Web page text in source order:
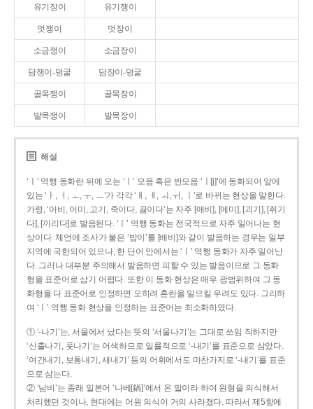
유기장이 유기쟁이
멋쟁이 멋장이
소금쟁이 소금장이
담쟁이-덩굴 담장이-덩굴
골목쟁이 골목장이
발목쟁이 발목장이
해설
‘ㅣ’ 역행 동화란 뒤에 오는 ‘ㅣ’ 모음 혹은 반모음 ‘ㅣ[j]’에 동화되어 앞에
있는 ‘ㅏ, ㅓ, ㅗ, ㅜ, ㅡ’가 각각 ‘ㅐ, ㅔ, ㅚ, ㅟ, ㅣ’로 바뀌는 현상을 말한다.
가령, ‘아비, 어미, 고기, 죽이다, 끓이다’는 자주 [애비], [에미], [괴기], [쥐기
다], [끼리다]로 발음된다. ‘ㅣ’ 역행 동화는 전국적으로 자주 일어나는 현
상이다. 체언에 조사가 붙은 ‘밥이’를 [배비]와 같이 발음하는 경우는 일부
지역에 국한되어 있으나, 한 단어 안에서는 ‘ㅣ’ 역행 동화가 자주 일어난
다. 그러나 대부분 주의해서 발음하면 피할 수 있는 발음이므로 그 동화
형을 표준어로 삼기 어렵다. 또한 이 동화 현상은 매우 광범위하여 그 동
화형을 다 표준어로 인정하면 오히려 혼란을 일으킬 우려도 있다. 그리하
여 ‘ㅣ’ 역행 동화 현상을 인정하는 표준어는 최소화하였다.
① ‘-나기’는, 서울에서 났다는 뜻의 ‘서울나기’는 그대로 쓰임 직하지만
‘신출나기, 풋나기’는 어색하므로 일률적으로 ‘-내기’를 표준으로 삼았다.
‘여간내기, 보통내기, 새내기’ 등의 어휘에서도 마찬가지로 ‘-내기’를 표준
으로 삼는다.
② ‘남비’는 종래 일본어 ‘나베[鍋]’에서 온 말이라 하여 원형을 의식해서
처리했던 것이나, 현대에는 어원 의식이 거의 사라졌다. 따라서 제5항에